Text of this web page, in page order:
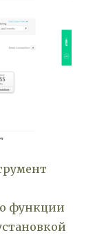
функции